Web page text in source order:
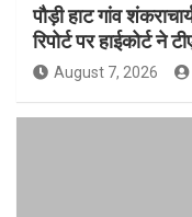
पौड़ी हाट गांव
रिपोर्ट पर हाईकोर्ट ने
August 7, 2026